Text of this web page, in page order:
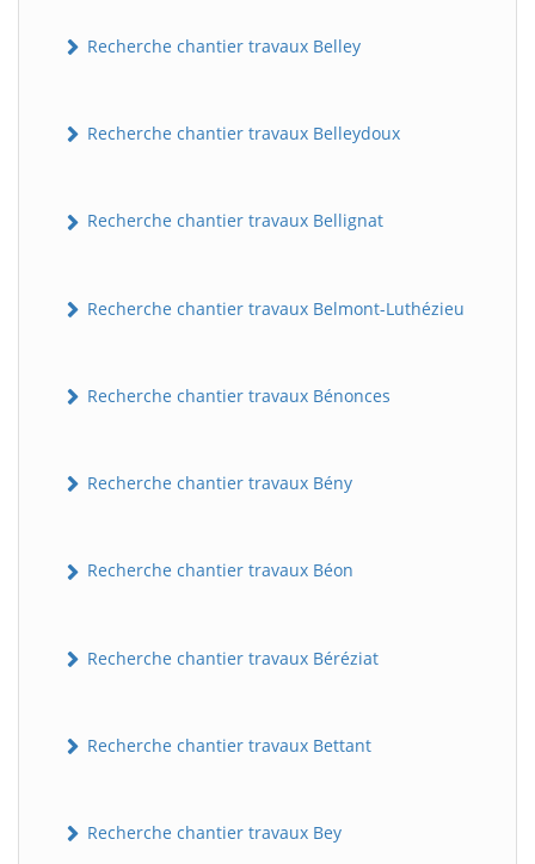
Recherche chantier travaux Belley
Recherche chantier travaux Belleydoux
Recherche chantier travaux Bellignat
Recherche chantier travaux Belmont-Luthézieu
Recherche chantier travaux Bénonces
Recherche chantier travaux Bény
Recherche chantier travaux Béon
Recherche chantier travaux Béréziat
Recherche chantier travaux Bettant
Recherche chantier travaux Bey